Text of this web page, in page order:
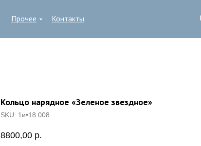
Контакты
Прочее
Кольцо нарядное «Зеленое звездное»
SKU: 1и•18.008
8800,00 р.